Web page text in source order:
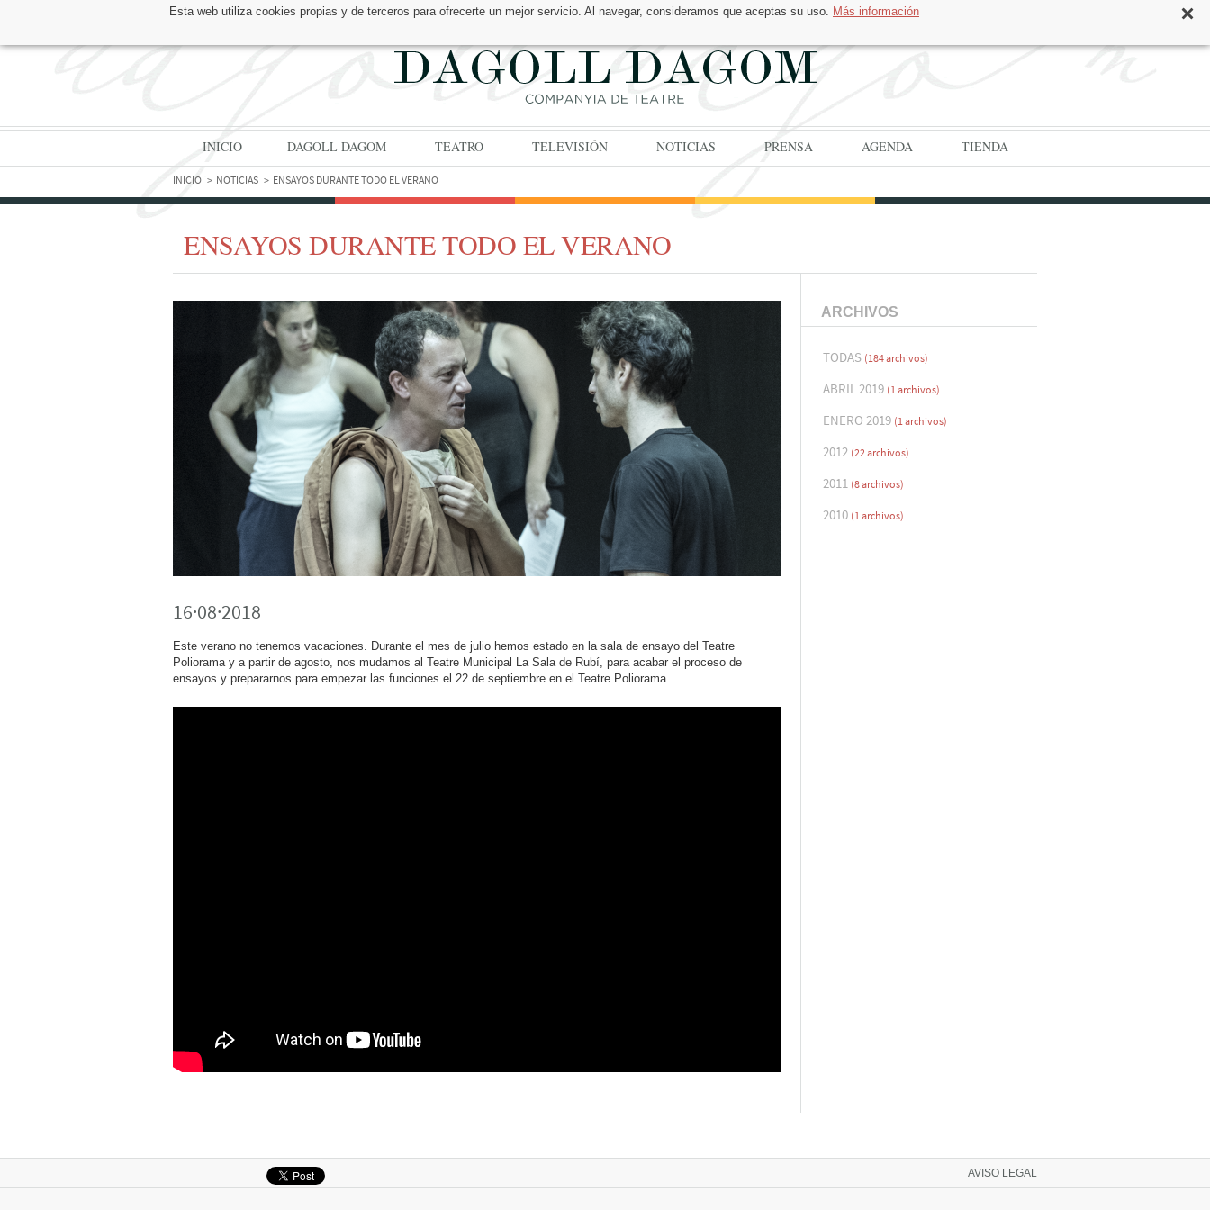
Esta web utiliza cookies propias y de terceros para ofrecerte un mejor servicio. Al navegar, consideramos que aceptas su uso. Más información
ENCUÉNTRANOS EN:
INICIO DAGOLL DAGOM TEATRO TELEVISIÓN NOTICIAS PRENSA AGENDA TIENDA
INICIO NOTICIAS ENSAYOS DURANTE TODO EL VERANO
ENSAYOS DURANTE TODO EL VERANO
16·08·2018
Este verano no tenemos vacaciones. Durante el mes de julio hemos estado en la sala de ensayo del Teatre
Poliorama y a partir de agosto, nos mudamos al Teatre Municipal La Sala de Rubí, para acabar el proceso de
ensayos y prepararnos para empezar las funciones el 22 de septiembre en el Teatre Poliorama.
ARCHIVOS
TODAS (184 archivos)
ABRIL 2019 (1 archivos)
ENERO 2019 (1 archivos)
2012 (22 archivos)
2011 (8 archivos)
2010 (1 archivos)
AVISO LEGAL